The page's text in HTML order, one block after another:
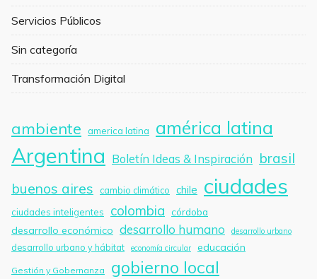
Servicios Públicos
Sin categoría
Transformación Digital
ambiente america latina américa latina
Argentina Boletín Ideas & Inspiración brasil
buenos aires
cambio climático chile ciudades
ciudades inteligentes colombia córdoba
desarrollo económico desarrollo humano desarrollo urbano
desarrollo urbano y hábitat economía circular educación
Gestión y Gobernanza gobierno local